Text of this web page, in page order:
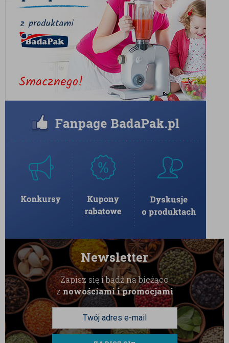
Newsletter
Zapisz się i bądź na bieżąco
znowościami i promocjami